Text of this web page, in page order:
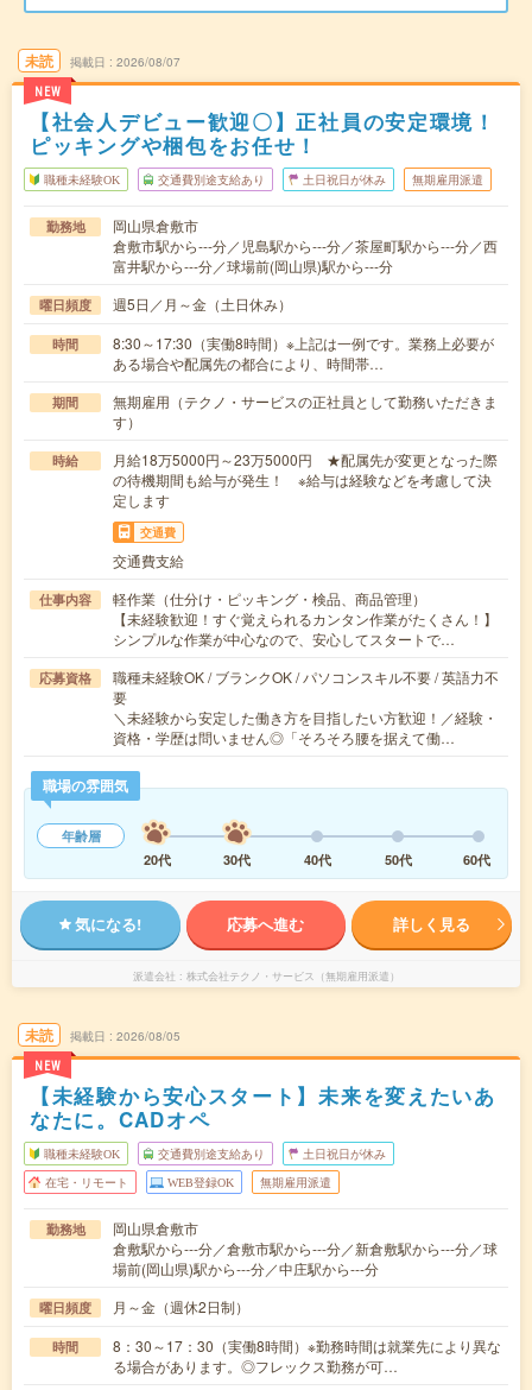
未読
NEW
掲載日 2026/08/07
【社会人デビュー歓迎〇】正社員の安定環境！
ピッキングや梱包をお任せ！
職種未経験OK 交通費別途支給あり 土日祝日が休み 無期雇用派遣
勤務地
岡山県倉敷市
倉敷市駅から---分／児島駅から---分／茶屋町駅から---分／西
富井駅から---分／球場前(岡山県)駅から---分
曜日頻度 週5日／月～金（土日休み）
時間
8:30～17:30（実働8時間）※上記は一例です。業務上必要が
ある場合や配属先の都合により、時間帯…
期間
無期雇用（テクノ・サービスの正社員として勤務いただきま
す）
時給
月給18万5000円～23万5000円 ★配属先が変更となった際
の待機期間も給与が発生！ ※給与は経験などを考慮して決
定します
交通費
交通費支給
仕事内容
軽作業（仕分け・ピッキング・検品、商品管理）
【未経験歓迎！すぐ覚えられるカンタン作業がたくさん！】
シンプルな作業が中心なので、安心してスタートで…
応募資格
職種未経験OK / ブランクOK / パソコンスキル不要 / 英語力不
要
＼未経験から安定した働き方を目指したい方歓迎！／経験・
資格・学歴は問いません◎「そろそろ腰を据えて働…
職場の雰囲気
年齢層
20代
30代 40代 50代 60代
気になる! 応募へ進む 詳しく見る
派遣会社 株式会社テクノ・サービス（無期雇用派遣）
未読
NEW
掲載日 2026/08/05
【未経験から安心スタート】未来を変えたいあ
なたに。CADオペ
職種未経験OK 交通費別途支給あり 土日祝日が休み
在宅・リモート WEB登録OK 無期雇用派遣
勤務地
岡山県倉敷市
倉敷駅から---分／倉敷市駅から---分／新倉敷駅から---分／球
場前(岡山県)駅から---分／中庄駅から---分
曜日頻度 月～金（週休2日制）
時間
8：30～17：30（実働8時間）※勤務時間は就業先により異な
る場合があります。◎フレックス勤務が可…